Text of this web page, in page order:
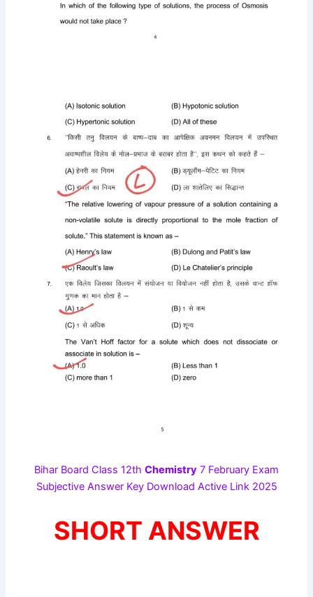
Bihar Board Class 12th Chemistry 7 February Exam
Subjective Answer Key Download Active Link 2025
SHORT ANSWER